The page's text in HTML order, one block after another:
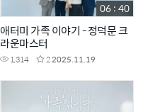
애터미 가족 이야기 - 정덕문 크
라운마스터
1,314 22025.11.19
06 : 40